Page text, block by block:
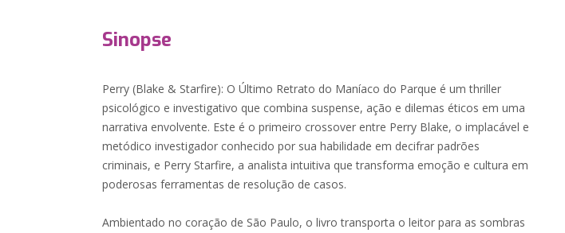
Sinopse
Perry (Blake & Starfire): O Último Retrato do Maníaco do Parque é um thriller
psicológico e investigativo que combina suspense, ação e dilemas éticos em uma
narrativa envolvente. Este é o primeiro crossover entre Perry Blake, o implacável e
metódico investigador conhecido por sua habilidade em decifrar padrões
criminais, e Perry Starfire, a analista intuitiva que transforma emoção e cultura em
poderosas ferramentas de resolução de casos.
Ambientado no coração de São Paulo, o livro transporta o leitor para as sombras